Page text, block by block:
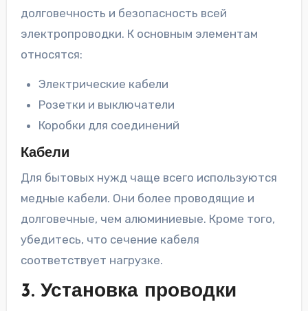
долговечность и безопасность всей
электропроводки. К основным элементам
относятся:
Электрические кабели
Розетки и выключатели
Коробки для соединений
Кабели
Для бытовых нужд чаще всего используются
медные кабели. Они более проводящие и
долговечные, чем алюминиевые. Кроме того,
убедитесь, что сечение кабеля
соответствует нагрузке.
3. Установка проводки